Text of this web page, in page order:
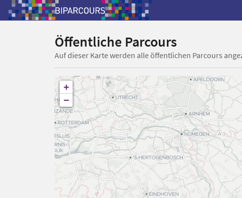
Öffentliche Parcours
Auf dieser Karte werden alle öffentlichen Parcours
+
−